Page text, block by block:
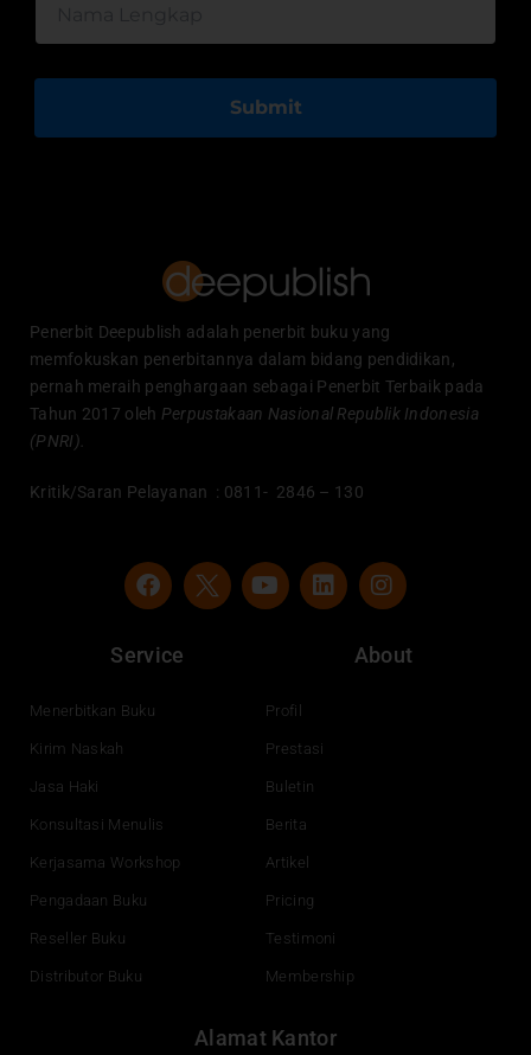
Submit
Penerbit Deepublish adalah penerbit buku yang
memfokuskan penerbitannya dalam bidang pendidikan,
pernah meraih penghargaan sebagai Penerbit Terbaik pada
Tahun 2017 oleh Perpustakaan Nasional Republik Indonesia
(PNRI).
Kritik/Saran Pelayanan : 0811- 2846 – 130
F
a
e
b
o
Y
o
e
L
i
n
I
n
t
a
Service
Menerbitkan Buku
Kirim Naskah
Jasa Haki
Konsultasi Menulis
Kerjasama Workshop
Pengadaan Buku
Reseller Buku
Distributor Buku
About
Profil
Prestasi
Buletin
Berita
Artikel
Pricing
Testimoni
Membership
Alamat Kantor